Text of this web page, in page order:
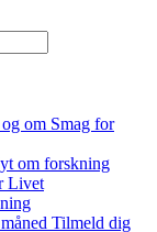
om Smag for
om forskning
Livet
Tilmeld dig